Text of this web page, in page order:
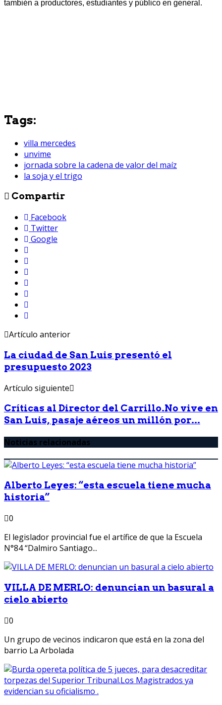
también a productores, estudiantes y público en general.
Tags:
villa mercedes
unvime
jornada sobre la cadena de valor del maíz
la soja y el trigo
Compartir
Facebook
Twitter
Google
Artículo anterior
La ciudad de San Luis presentó el
presupuesto 2023
Artículo siguiente
Críticas al Director del Carrillo.No vive en
San Luis, pasaje aéreos un millón por...
Noticias relacionadas
Alberto Leyes: “esta escuela tiene mucha
historia”
0
El legislador provincial fue el artífice de que la Escuela
N°84 “Dalmiro Santiago...
VILLA DE MERLO: denuncian un basural a
cielo abierto
0
Un grupo de vecinos indicaron que está en la zona del
barrio La Arbolada